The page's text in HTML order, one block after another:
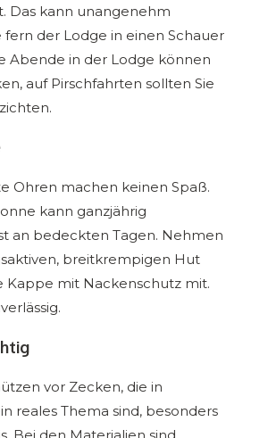
Das kann unangenehm
fern der Lodge in einen Schauer
Abende in der Lodge können
auf Pirschfahrten sollten Sie
Ohren machen keinen Spaß.
kann ganzjährig
an bedeckten Tagen. Nehmen
breitkrempigen Hut
Kappe mit Nackenschutz mit.
vor Zecken, die in
reales Thema sind, besonders